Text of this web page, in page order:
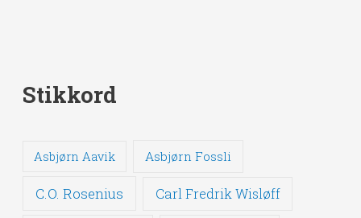
Stikkord
Asbjørn Aavik Asbjørn Fossli
C.O. Rosenius Carl Fredrik Wisløff